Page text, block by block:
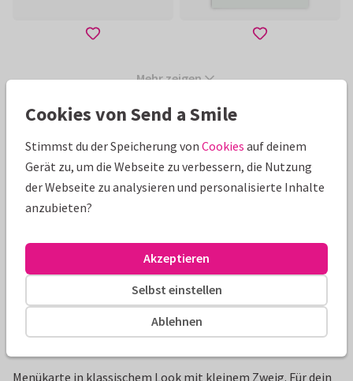
Mehr zeigen
Schöne Extras zu deiner Karte
Menükarte in klassischem Look mit kleinem Zweig. Für dein
Cookies von Send a Smile
Stimmst du der Speicherung von Cookies auf deinem
Gerät zu, um die Webseite zu verbessern, die Nutzung
der Webseite zu analysieren und personalisierte Inhalte
anzubieten?
Ablehnen
Selbst einstellen
Akzeptieren